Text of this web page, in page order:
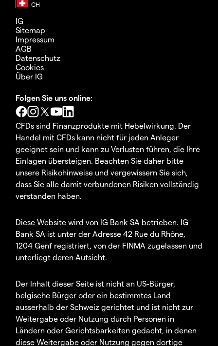
IG
Sitemap
Impressum
AGB
Datenschutz
Cookies
Über IG
Folgen Sie uns online:
CFDs sind Finanzprodukte mit Hebelwirkung. Der
Handel mit CFDs kann nicht für jeden Anleger
geeignet sein und kann zu Verlusten führen, die Ihre
Einlagen übersteigen. Beachten Sie daher bitte
unsere Risikohinweise und vergewissern Sie sich,
dass Sie alle damit verbundenen Risiken vollständig
verstanden haben.
Diese Website wird von IG Bank SA betrieben. IG
Bank SA ist unter der Adresse 42 Rue du Rhône,
1204 Genf registriert, von der FINMA zugelassen und
unterliegt deren Aufsicht.
Der Inhalt dieser Seite ist nicht an US-Bürger,
belgische Bürger oder ein bestimmtes Land
ausserhalb der Schweiz gerichtet und ist nicht zur
Weitergabe oder Nutzung durch Personen in
Ländern oder Gerichtsbarkeiten gedacht, in denen
diese Weitergabe oder Nutzung gegen dortige